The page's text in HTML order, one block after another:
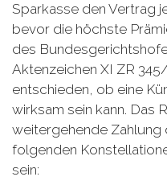
Sparkasse den Vertrag
bevor die höchste
des
Aktenzeichen XI ZR
entschieden, ob eine
wirksam sein kann. Das
weitergehende Zahlung
folgenden
sein: